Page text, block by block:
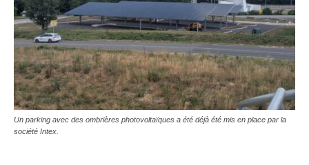
Un parking avec des ombrières photovoltaïques a été déjà été mis en place par la
société Intex.